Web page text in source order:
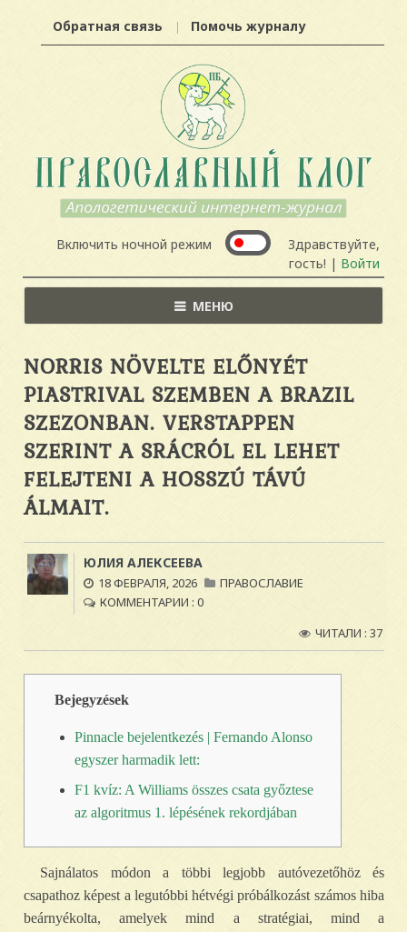
Обратная связь Помочь журналу
Включить ночной режим
Здравствуйте,
гость! | Войти
МЕНЮ
NORRIS NÖVELTE ELŐNYÉT
PIASTRIVAL SZEMBEN A BRAZIL
SZEZONBAN. VERSTAPPEN
SZERINT A SRÁCRÓL EL LEHET
FELEJTENI A HOSSZÚ TÁVÚ
ÁLMAIT.
ЮЛИЯ АЛЕКСЕЕВА
18 ФЕВРАЛЯ, 2026
ПРАВОСЛАВИЕ
КОММЕНТАРИИ : 0
ЧИТАЛИ : 37
Bejegyzések
Pinnacle bejelentkezés | Fernando Alonso
egyszer harmadik lett:
F1 kvíz: A Williams összes csata győztese
az algoritmus 1. lépésének rekordjában
Sajnálatos módon a többi legjobb autóvezetőhöz és
csapathoz képest a legutóbbi hétvégi próbálkozást számos hiba
beárnyékolta, amelyek mind a stratégiai, mind a